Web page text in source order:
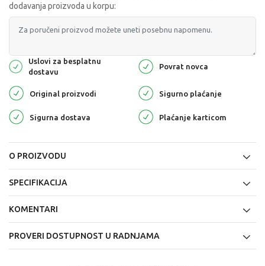
dodavanja proizvoda u korpu:
Uslovi za besplatnu
dostavu
Povrat novca
Original proizvodi Sigurno plaćanje
Sigurna dostava Plaćanje karticom
O PROIZVODU
SPECIFIKACIJA
KOMENTARI
PROVERI DOSTUPNOST U RADNJAMA